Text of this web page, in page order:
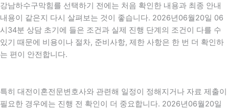
강남하수구막힘를 선택하기 전에는 처음 확인한 내용과 최종 안내
내용이 같은지 다시 살펴보는 것이 좋습니다. 2026년06월20일 06
시34분 상담 초기에 들은 조건과 실제 진행 단계의 조건이 다를 수
있기 때문에 비용이나 절차, 준비사항, 제한 사항은 한 번 더 확인하
는 편이 안전합니다.
특히 대전이혼전문변호사와 관련해 일정이 정해지거나 자료 제출이
필요한 경우에는 진행 전 확인이 더 중요합니다. 2026년06월20일